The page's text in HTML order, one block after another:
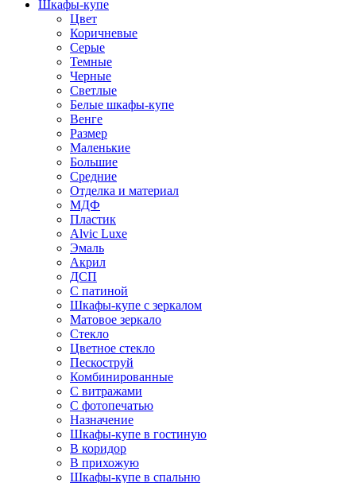
Шкафы-купе
Цвет
Коричневые
Серые
Темные
Черные
Светлые
Белые шкафы-купе
Венге
Размер
Маленькие
Большие
Средние
Отделка и материал
МДФ
Пластик
Alvic Luxe
Эмаль
Акрил
ДСП
С патиной
Шкафы-купе с зеркалом
Матовое зеркало
Стекло
Цветное стекло
Пескоструй
Комбинированные
С витражами
С фотопечатью
Назначение
Шкафы-купе в гостиную
В коридор
В прихожую
Шкафы-купе в спальню